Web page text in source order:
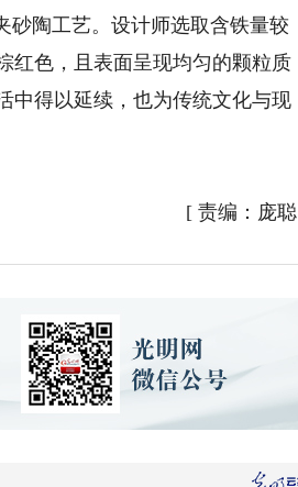
陶工艺。设计师选取含铁量较
红色，且表面呈现均匀的颗粒质
中得以延续，也为传统文化与现
[ 责编：庞聪